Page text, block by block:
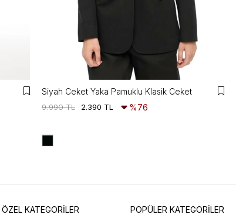
Siyah Ceket Yaka Pamuklu Klasik Ceket
2.390 TL
9.990 TL %76
ÖZEL KATEGORİLER POPÜLER KATEGORİLER